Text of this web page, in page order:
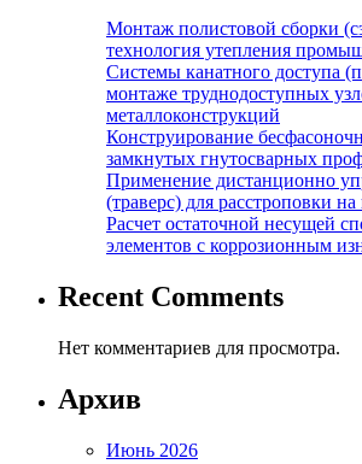
Монтаж полистовой сборки
технология утепления
Системы канатного доступа
монтаже труднодоступных
металлоконструкций
Конструирование
замкнутых гнутосварных
Применение дистанционно
(траверс) для расстроповки на
Расчет остаточной несущей
элементов с коррозионным
Recent Comments
Нет комментариев для просмотра.
Архив
Июнь 2026